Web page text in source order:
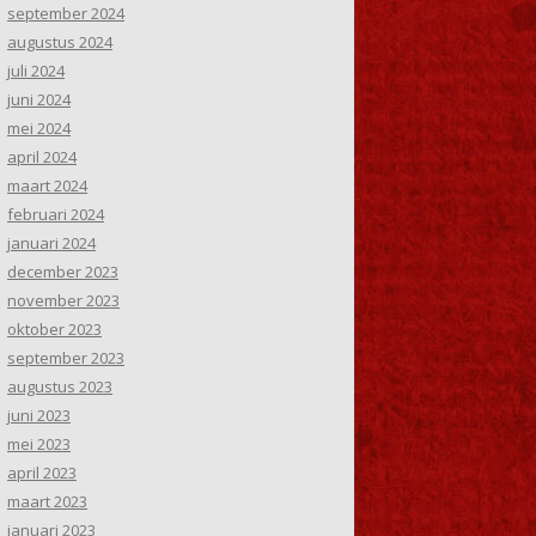
september 2024
augustus 2024
juli 2024
juni 2024
mei 2024
april 2024
maart 2024
februari 2024
januari 2024
december 2023
november 2023
oktober 2023
september 2023
augustus 2023
juni 2023
mei 2023
april 2023
maart 2023
januari 2023